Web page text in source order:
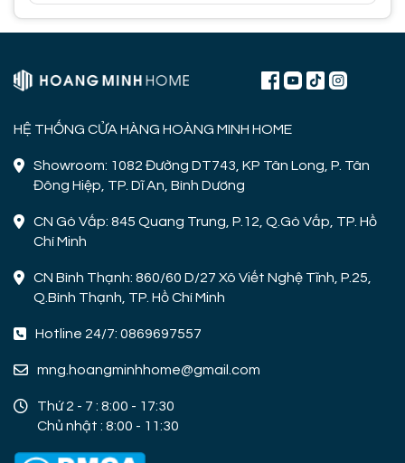
HỆ THỐNG CỬA HÀNG HOÀNG MINH HOME
Showroom: 1082 Đường DT743, KP Tân Long, P. Tân
Đông Hiệp, TP. Dĩ An, Bình Dương
CN Gò Vấp: 845 Quang Trung, P.12, Q.Gò Vấp, TP. Hồ
Chí Minh
CN Bình Thạnh: 860/60 D/27 Xô Viết Nghệ Tĩnh, P.25,
Q.Bình Thạnh, TP. Hồ Chí Minh
Hotline 24/7: 0869697557
mng.hoangminhhome@gmail.com
Thứ 2 - 7 : 8:00 - 17:30
Chủ nhật : 8:00 - 11:30